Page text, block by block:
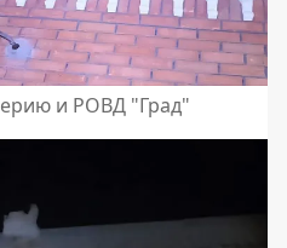
и РОВД "Град"